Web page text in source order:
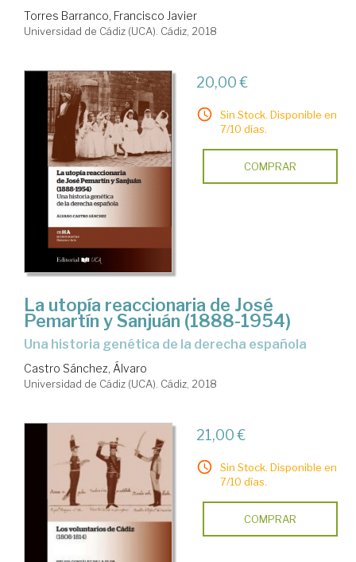
Torres Barranco, Francisco Javier
Universidad de Cádiz (UCA). Cádiz, 2018
20,00 €
Sin Stock. Disponible en
7/10 días.
COMPRAR
La utopía reaccionaria de José
Pemartín y Sanjuán (1888-1954)
una historia genética de la derecha española
Castro Sánchez, Álvaro
Universidad de Cádiz (UCA). Cádiz, 2018
21,00 €
Sin Stock. Disponible en
7/10 días.
COMPRAR